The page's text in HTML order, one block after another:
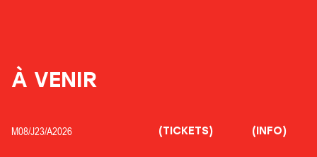
À VENIR
M08/J23/A2026 (TICKETS) (INFO)